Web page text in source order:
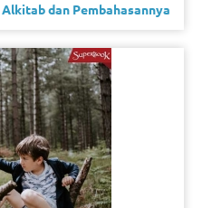
dan Pembahasannya